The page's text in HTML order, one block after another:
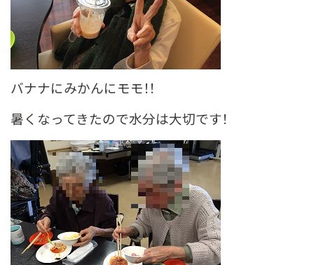
バナナにみかんにモモ！！
暑くなってきたので水分は大切です！